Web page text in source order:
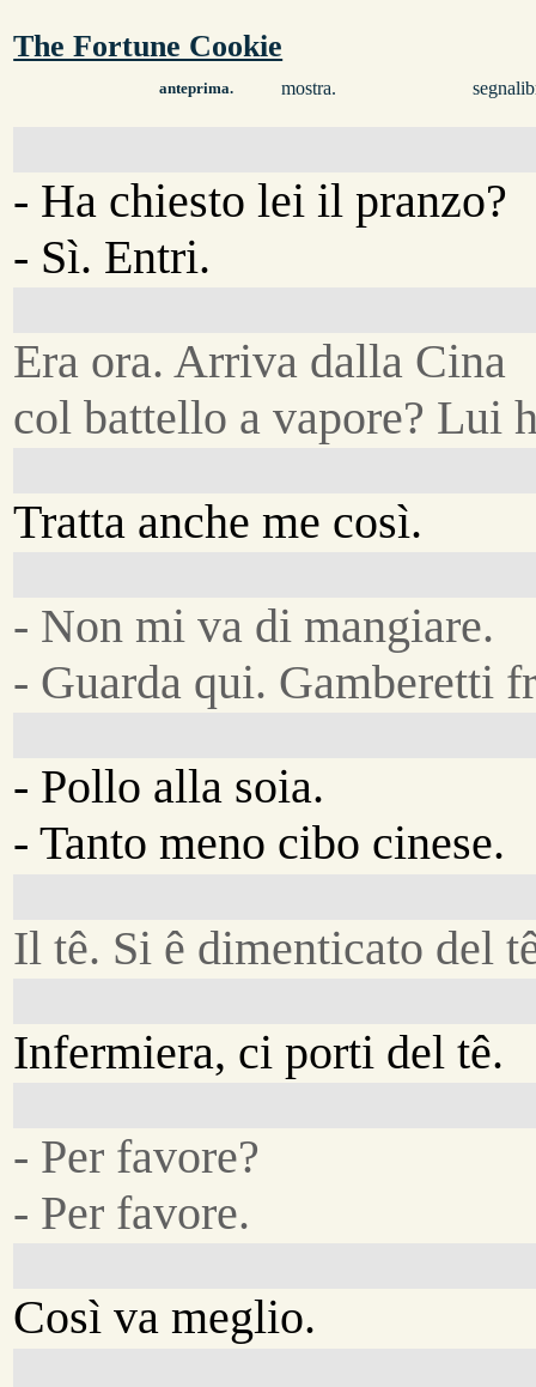
The Fortune Cookie
anteprima. mostra.
- Ha chiesto lei il pranzo?
- Sì. Entri.
Era ora. Arriva dalla Cina
col battello a vapore? Lui
Tratta anche me così.
- Non mi va di mangiare.
- Guarda qui. Gamberetti
- Pollo alla soia.
- Tanto meno cibo cinese.
Il tê. Si ê dimenticato del
Infermiera, ci porti del tê.
- Per favore?
- Per favore.
Così va meglio.